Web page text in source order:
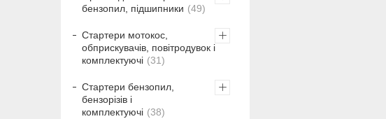
бензопил, підшипники
49
Стартери мотокос,
обприскувачів, повітродувок і
комплектуючі
31
Стартери бензопил,
бензорізів і
комплектуючі
38